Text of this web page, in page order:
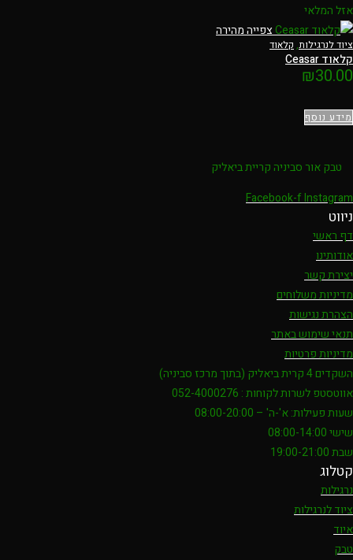
אזל המלאי
צפייה מהירה
ציוד לנרגילות, קלאוד
קלאוד Ceasar
₪30.00
מידע נוסף
טבק אור סביניה קריית ביאליק
Facebook-fInstagram
ניווט
דף ראשי
אודותינו
יצירת קשר
מדיניות משלוחים
הצהרת נגישות
תנאי שימוש באתר
מדיניות פרטיות
השקדים 4 קרית ביאליק (בתוך מרכז סביניה)
אווטסטפ לשרות לקוחות : 052-4000276
שעות פעילות: א'-ה' – 08:00-20:00
שישי 08:00-14:00
שבת 19:00-21:00
קטלוג
נרגילות
ציוד לנרגילות
איוד
טבק